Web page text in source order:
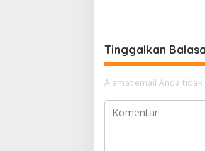
Tinggalkan
Alamat email Anda